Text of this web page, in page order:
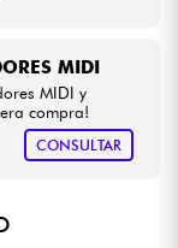
MIDI
MIDI y
compra!
CONSULTAR